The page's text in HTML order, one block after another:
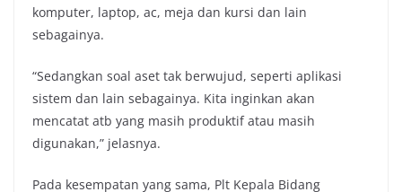
komputer, laptop, ac, meja dan kursi dan lain
sebagainya.
“Sedangkan soal aset tak berwujud, seperti aplikasi
sistem dan lain sebagainya. Kita inginkan akan
mencatat atb yang masih produktif atau masih
digunakan,” jelasnya.
Pada kesempatan yang sama, Plt Kepala Bidang